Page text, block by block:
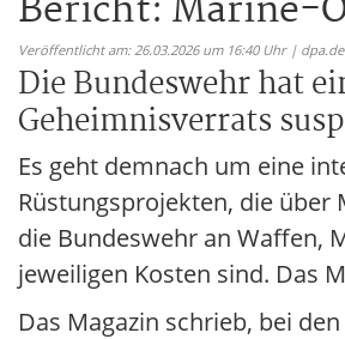
Veröffentlicht am: 26.03.2026 um 16:40 Uhr | dpa.de
Die Bundeswehr hat
Geheimnisverrats
Es geht demnach um eine
Rüstungsprojekten, die über
die Bundeswehr an Waffen,
jeweiligen Kosten sind. Das
Das Magazin schrieb, bei